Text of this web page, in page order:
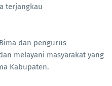
terjangkau
dan pengurus
melayani masyarakat yang
Kabupaten.